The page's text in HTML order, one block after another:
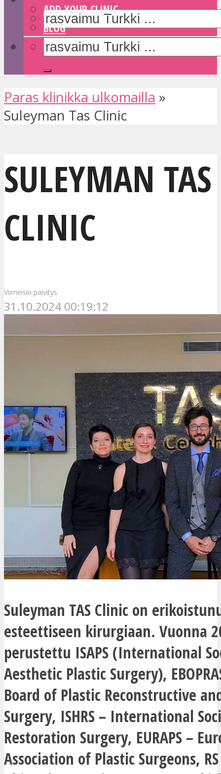
ADD YOUR CLINIC
BLOG
Paras klinikka ulkomailla »
Suleyman Tas Clinic
SULEYMAN TAS
CLINIC
Viimeisin päivitys
31.10.2024 00:19:12
Suleyman TAS Clinic on
esteettiseen kirurgiaan. Vuonna
perustettu ISAPS (International
Aesthetic Plastic Surgery),
Board of Plastic Reconstructive
Surgery, ISHRS – International
Restoration Surgery, EURAPS –
Association of Plastic Surgeons,